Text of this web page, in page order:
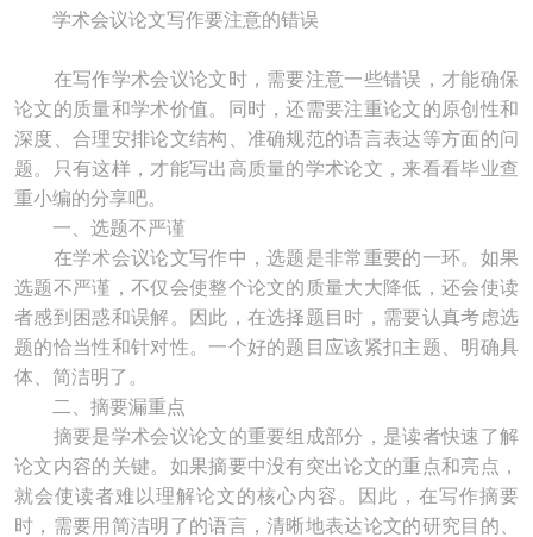
学术会议论文写作要注意的错误
在写作学术会议论文时，需要注意一些错误，才能确保
论文的质量和学术价值。同时，还需要注重论文的原创性和
深度、合理安排论文结构、准确规范的语言表达等方面的问
题。只有这样，才能写出高质量的学术论文，来看看毕业查
重小编的分享吧。
一、选题不严谨
在学术会议论文写作中，选题是非常重要的一环。如果
选题不严谨，不仅会使整个论文的质量大大降低，还会使读
者感到困惑和误解。因此，在选择题目时，需要认真考虑选
题的恰当性和针对性。一个好的题目应该紧扣主题、明确具
体、简洁明了。
二、摘要漏重点
摘要是学术会议论文的重要组成部分，是读者快速了解
论文内容的关键。如果摘要中没有突出论文的重点和亮点，
就会使读者难以理解论文的核心内容。因此，在写作摘要
时，需要用简洁明了的语言，清晰地表达论文的研究目的、